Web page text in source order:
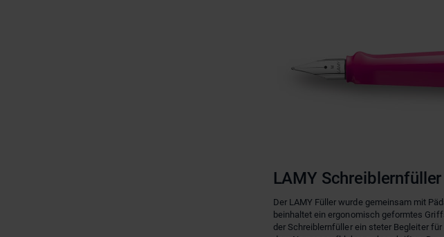
LAMY Schreiblernfüller
Der LAMY Füller wurde gemeinsam mit
beinhaltet ein ergonomisch geformtes
der Schreiblernfüller ein steter Begleiter